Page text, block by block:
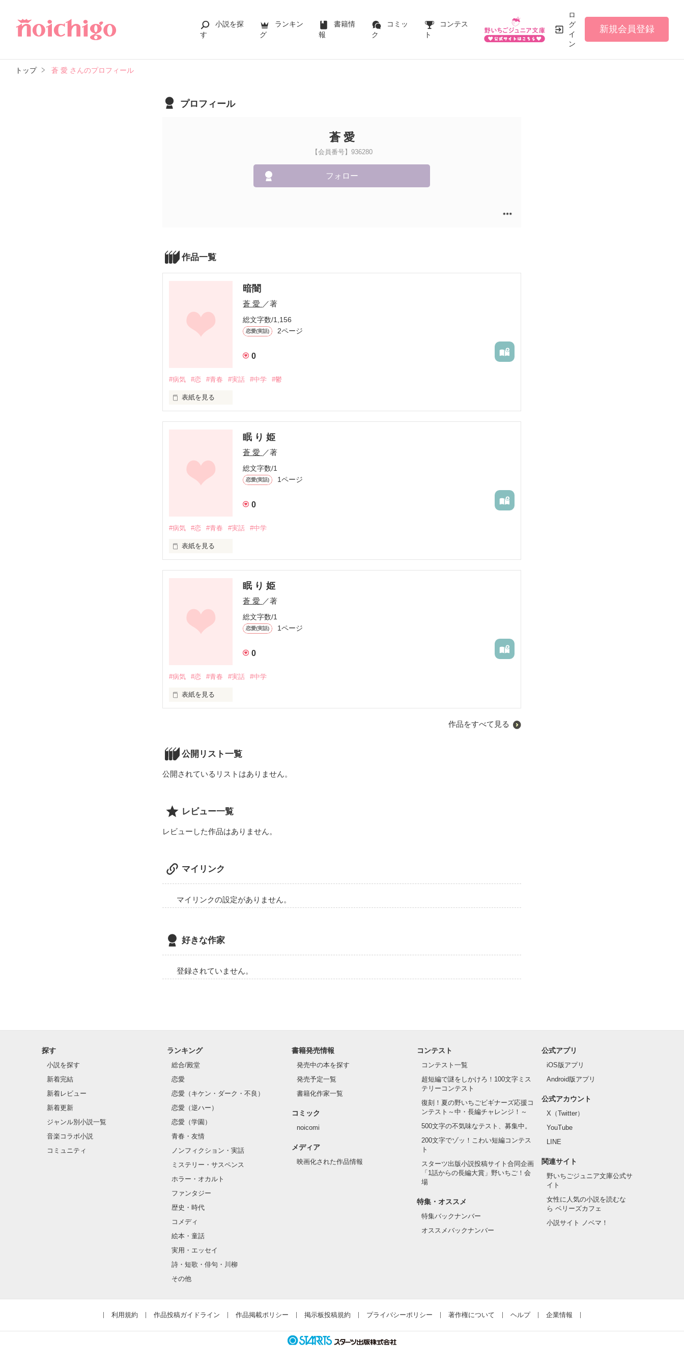
小説を探
す
ランキン
グ
書籍情
報
コミッ
ク
コンテス
ト
ロ
グ
イ
ン
新規会員登録
トップ 蒼 愛 さんのプロフィール
プロフィール
蒼 愛
【会員番号】936280
フォロー
作品一覧
暗闇
蒼 愛 ／著
総文字数/1,156
恋愛(実話) 2ページ
0
#病気 #恋 #青春 #実話 #中学 #鬱
表紙を見る
眠 り 姫
蒼 愛 ／著
総文字数/1
恋愛(実話) 1ページ
0
#病気 #恋 #青春 #実話 #中学
表紙を見る
眠 り 姫
蒼 愛 ／著
総文字数/1
恋愛(実話) 1ページ
0
#病気 #恋 #青春 #実話 #中学
表紙を見る
作品をすべて見る
公開リスト一覧
公開されているリストはありません。
レビュー一覧
レビューした作品はありません。
マイリンク
マイリンクの設定がありません。
好きな作家
登録されていません。
探す
小説を探す
新着完結
新着レビュー
新着更新
ジャンル別小説一覧
音楽コラボ小説
コミュニティ
ランキング
総合/殿堂
恋愛
恋愛（キケン・ダーク・不良）
恋愛（逆ハー）
恋愛（学園）
青春・友情
ノンフィクション・実話
ミステリー・サスペンス
ホラー・オカルト
ファンタジー
歴史・時代
コメディ
絵本・童話
実用・エッセイ
詩・短歌・俳句・川柳
その他
書籍発売情報
発売中の本を探す
発売予定一覧
書籍化作家一覧
コミック
noicomi
メディア
映画化された作品情報
コンテスト
コンテスト一覧
超短編で謎をしかけろ！100文字ミス
テリーコンテスト
復刻！夏の野いちごビギナーズ応援コ
ンテスト～中・長編チャレンジ！～
500文字の不気味なテスト、募集中。
200文字でゾッ！こわい短編コンテス
ト
スターツ出版小説投稿サイト合同企画
「1話からの長編大賞」野いちご！会
場
特集・オススメ
特集バックナンバー
オススメバックナンバー
公式アプリ
iOS版アプリ
Android版アプリ
公式アカウント
X（Twitter）
YouTube
LINE
関連サイト
野いちごジュニア文庫公式サ
イト
女性に人気の小説を読むな
ら ベリーズカフェ
小説サイト ノベマ！
利用規約 作品投稿ガイドライン 作品掲載ポリシー 掲示板投稿規約 プライバシーポリシー 著作権について ヘルプ 企業情報